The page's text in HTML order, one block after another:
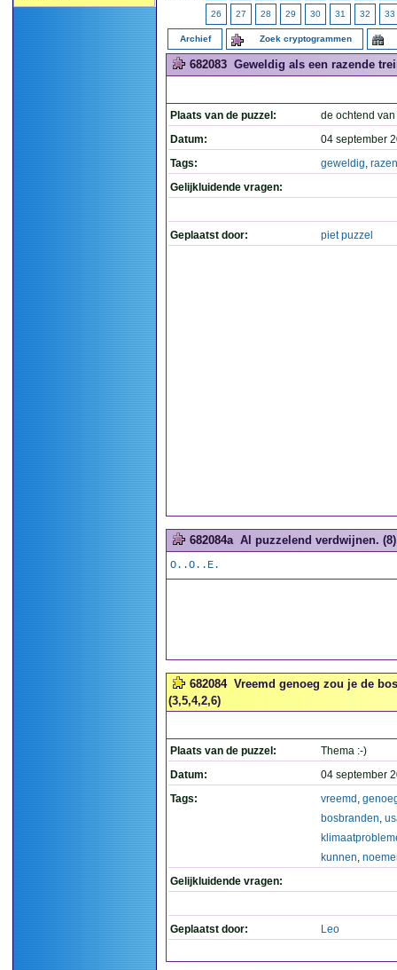
26 27 28 29 30 31 32 33
Archief Zoek cryptogrammen
682083 Geweldig als een razende
Plaats van de puzzel:
de ochtend van
Datum:
04 september
Tags:
geweldig,
Gelijkluidende vragen:
Geplaatst door: piet puzzel
682084a Al puzzelend verdwijnen. (8)
O..O..E.
682084 Vreemd genoeg zou je de
(3,5,4,2,6)
Plaats van de puzzel:
Thema :-)
Datum:
04 september
Tags:
vreemd ,
bosbranden,
kunnen,
Gelijkluidende vragen:
Geplaatst door: Leo